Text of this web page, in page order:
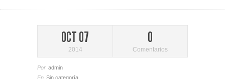
OCT 07
2014
0
Comentarios
Por admin
En Sin categoría